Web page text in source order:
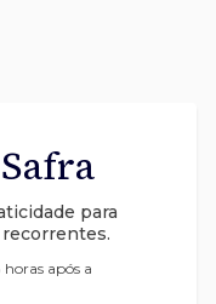
para
após a